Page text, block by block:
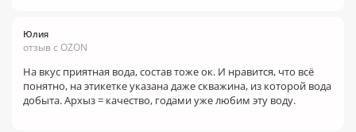
Юлия
отзыв с OZON
На вкус приятная вода, состав тоже ок. И нравится, что всё
понятно, на этикетке указана даже скважина, из которой вода
добыта. Архыз = качество, годами уже любим эту воду.